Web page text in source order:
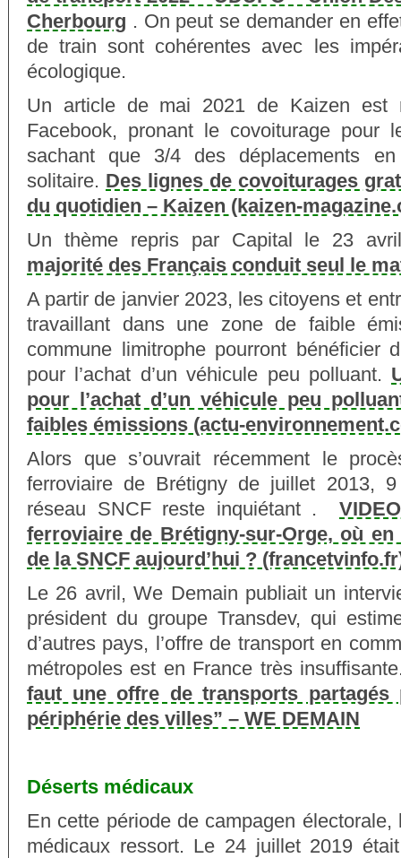
Cherbourg . On peut se demander en
de train sont cohérentes avec les
écologique.
Un article de mai 2021 de Kaizen est
Facebook, pronant le covoiturage pour
sachant que 3/4 des déplacements
solitaire. Des lignes de covoiturages
du quotidien – Kaizen (kaizen-
Un thème repris par Capital le 23
majorité des Français conduit seul le
A partir de janvier 2023, les citoyens et
travaillant dans une zone de faible
commune limitrophe pourront bénéficier
pour l’achat d’un véhicule peu polluant.
pour l’achat d’un véhicule peu
faibles émissions (actu-
Alors que s’ouvrait récemment le
ferroviaire de Brétigny de juillet 2013,
réseau SNCF reste inquiétant .
ferroviaire de Brétigny-sur-Orge, où en
de la SNCF aujourd’hui ?
Le 26 avril, We Demain publiait un
président du groupe Transdev, qui
d’autres pays, l’offre de transport en
métropoles est en France très
faut une offre de transports partagés
périphérie des villes” – WE DEMAIN
Déserts médicaux
En cette période de campagen
médicaux ressort. Le 24 juillet 2019